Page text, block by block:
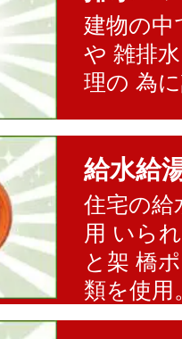
建物の中
や 雑排
理の 為
給水給
住宅の給
用 いら
と架 橋
類を使用